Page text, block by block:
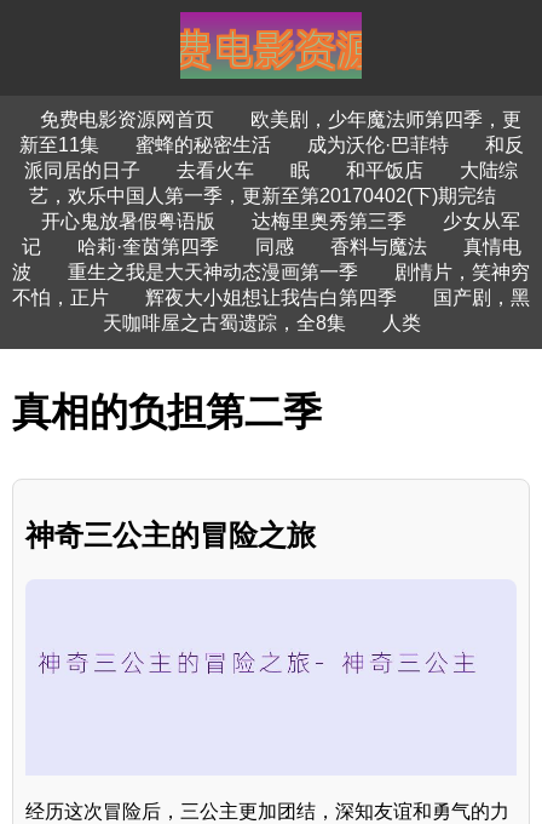
免费电影资源网首页
欧美剧，少年魔法师第四季，更
新至11集
蜜蜂的秘密生活 成为沃伦·巴菲特
和反
派同居的日子
去看火车 眠 和平饭店
大陆综
艺，欢乐中国人第一季，更新至第20170402(下)期完结
开心鬼放暑假粤语版
达梅里奥秀第三季
少女从军
记
哈莉·奎茵第四季 同感 香料与魔法
真情电
波
重生之我是大天神动态漫画第一季
剧情片，笑神穷
不怕，正片
辉夜大小姐想让我告白第四季
国产剧，黑
天咖啡屋之古蜀遗踪，全8集
人类
真相的负担第二季
神奇三公主的冒险之旅
经历这次冒险后，三公主更加团结，深知友谊和勇气的力